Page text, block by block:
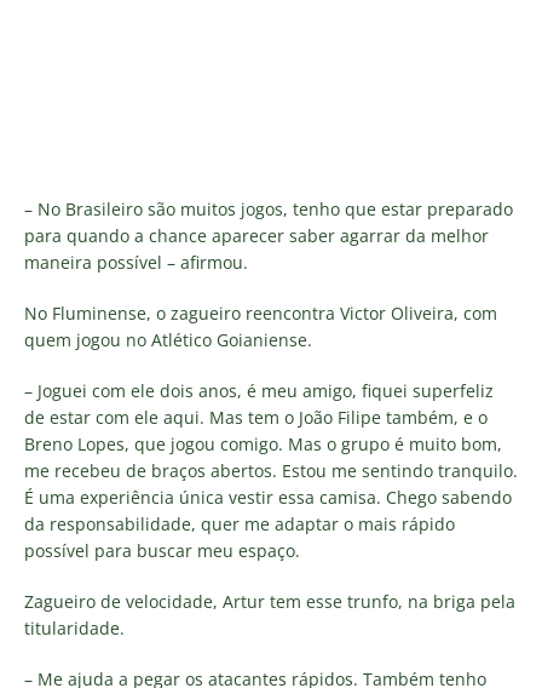
– No Brasileiro são muitos jogos, tenho que estar preparado
para quando a chance aparecer saber agarrar da melhor
maneira possível – afirmou.
No Fluminense, o zagueiro reencontra Victor Oliveira, com
quem jogou no Atlético Goianiense.
– Joguei com ele dois anos, é meu amigo, fiquei superfeliz
de estar com ele aqui. Mas tem o João Filipe também, e o
Breno Lopes, que jogou comigo. Mas o grupo é muito bom,
me recebeu de braços abertos. Estou me sentindo tranquilo.
É uma experiência única vestir essa camisa. Chego sabendo
da responsabilidade, quer me adaptar o mais rápido
possível para buscar meu espaço.
Zagueiro de velocidade, Artur tem esse trunfo, na briga pela
titularidade.
– Me ajuda a pegar os atacantes rápidos. Também tenho